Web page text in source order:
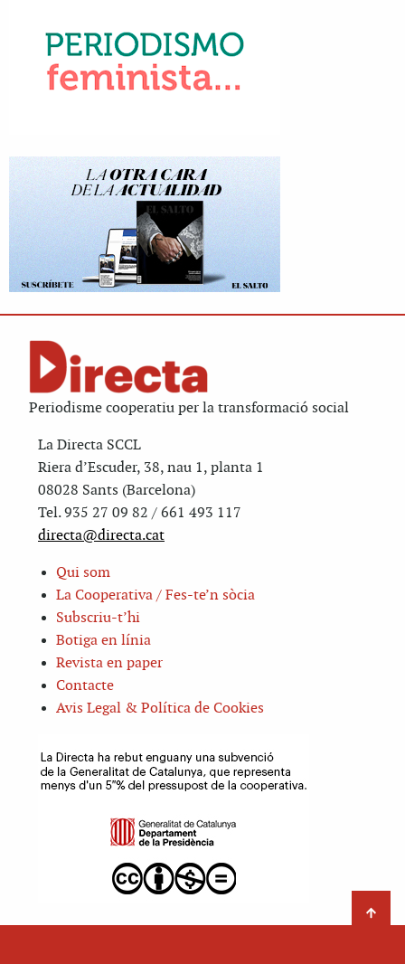
Periodisme cooperatiu per la transformació social
La Directa SCCL
Riera d’Escuder, 38, nau 1, planta 1
08028 Sants (Barcelona)
Tel. 935 27 09 82 / 661 493 117
directa@directa.cat
Qui som
La Cooperativa / Fes-te’n sòcia
Subscriu-t’hi
Botiga en línia
Revista en paper
Contacte
Avis Legal & Política de Cookies